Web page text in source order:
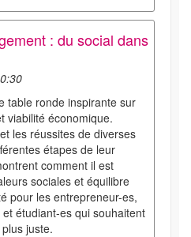
: du social dans
table ronde inspirante sur
viabilité économique.
les réussites de diverses
étapes de leur
comment il est
sociales et équilibre
pour les entrepreneur-es,
étudiant-es qui souhaitent
juste.